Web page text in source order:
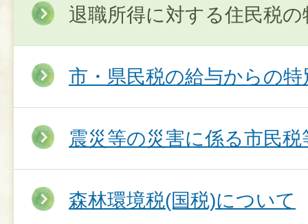
退職所得に対する住民税の
市・県民税の給与からの
震災等の災害に係る市民
森林環境税(国税)について